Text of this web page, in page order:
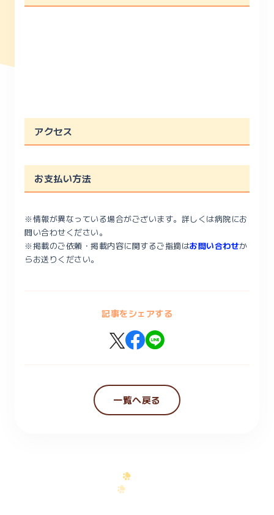
アクセス
お支払い方法
※情報が異なっている場合がございます。詳しくは病院にお
問い合わせください。
※掲載のご依頼・掲載内容に関するご指摘はお問い合わせか
らお送りください。
記事をシェアする
一覧へ戻る